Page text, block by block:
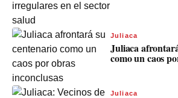
Juliaca
Juliaca
como un caos
Juliaca